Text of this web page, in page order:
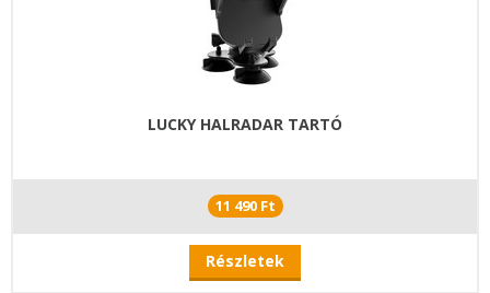
LUCKY HALRADAR TARTÓ
11 490 Ft
Részletek